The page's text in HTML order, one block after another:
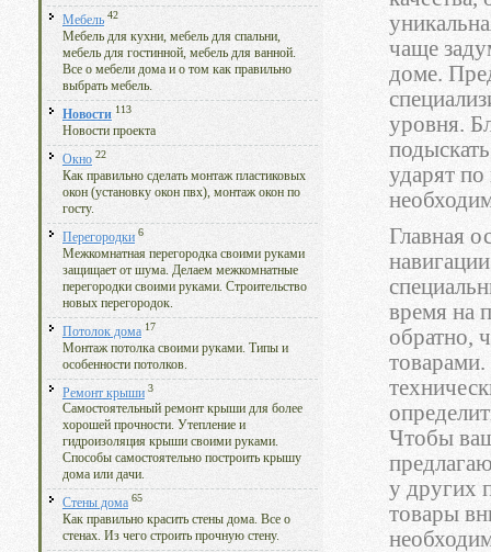
Мебель 42
Мебель для кухни, мебель для спальни,
мебель для гостинной, мебель для ванной.
Все о мебели дома и о том как правильно
выбрать мебель.
Новости 113
Новости проекта
Окно 22
Как правильно сделать монтаж пластиковых
окон (установку окон пвх), монтаж окон по
госту.
Перегородки 6
Межкомнатная перегородка своими руками
защищает от шума. Делаем межкомнатные
перегородки своими руками. Строительство
новых перегородок.
Потолок дома 17
Монтаж потолка своими руками. Типы и
особенности потолков.
Ремонт крыши 3
Самостоятельный ремонт крыши для более
хорошей прочности. Утепление и
гидроизоляция крыши своими руками.
Способы самостоятельно построить крышу
дома или дачи.
Стены дома 65
Как правильно красить стены дома. Все о
стенах. Из чего строить прочную стену.
чаще
доме.
уровня.
ударят
Главная
время на
обратно,
Чтобы
у других
товары